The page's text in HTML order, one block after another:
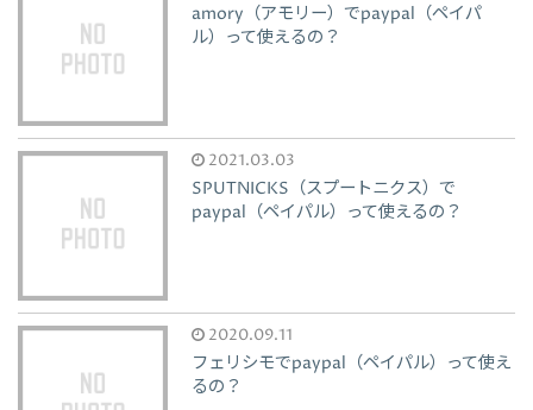
amory（アモリー）でpaypal（ペイパ
ル）って使えるの？
2021.03.03
SPUTNICKS（スプートニクス）で
paypal（ペイパル）って使えるの？
2020.09.11
フェリシモでpaypal（ペイパル）って使え
るの？